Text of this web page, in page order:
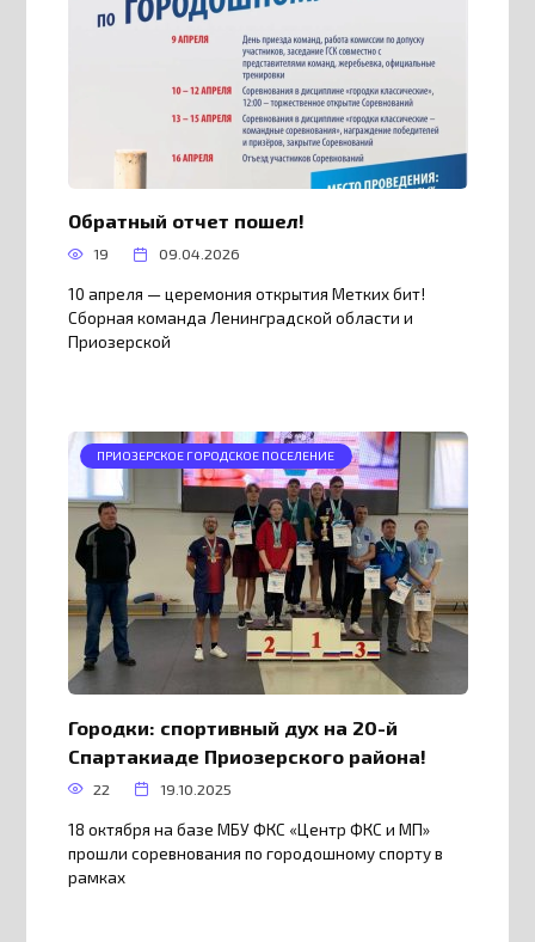
Обратный отчет пошел!
19 09.04.2026
10 апреля — церемония открытия Метких бит!
Сборная команда Ленинградской области и
Приозерской
ПРИОЗЕРСКОЕ ГОРОДСКОЕ ПОСЕЛЕНИЕ
Городки: спортивный дух на 20-й
Спартакиаде Приозерского района!
22 19.10.2025
18 октября на базе МБУ ФКС «Центр ФКС и МП»
прошли соревнования по городошному спорту в
рамках